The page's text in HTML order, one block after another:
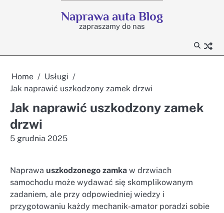
Naprawa auta Blog
zapraszamy do nas
Home
Usługi
Jak naprawić uszkodzony zamek drzwi
Jak naprawić uszkodzony zamek
drzwi
5 grudnia 2025
Naprawa uszkodzonego zamka w drzwiach
samochodu może wydawać się skomplikowanym
zadaniem, ale przy odpowiedniej wiedzy i
przygotowaniu każdy mechanik-amator poradzi sobie